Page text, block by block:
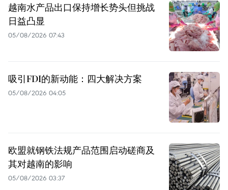
越南水产品出口保持增长势头但挑战
日益凸显
05/08/2026 07:43
吸引FDI的新动能：四大解决方案
05/08/2026 04:05
欧盟就钢铁法规产品范围启动磋商及
其对越南的影响
05/08/2026 03:37